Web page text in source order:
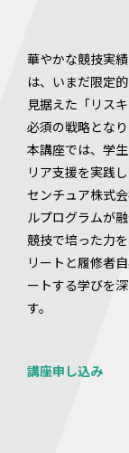
華やかな競技実
は、いまだ限定
見据えた「リス
必須の戦略となり
本講座では、学
リア支援を実践
センチュア株式
ルプログラムが融
競技で培った力
リートと履修者
ートする学びを
講座申し込み